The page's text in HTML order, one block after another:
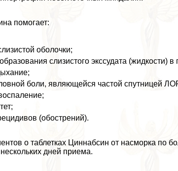
помогает:
оболочки;
слизистого экссудата (жидкости)
боли, являющейся частой спутницей
(обострений).
о таблетках Циннабсин от насморка
дней приема.